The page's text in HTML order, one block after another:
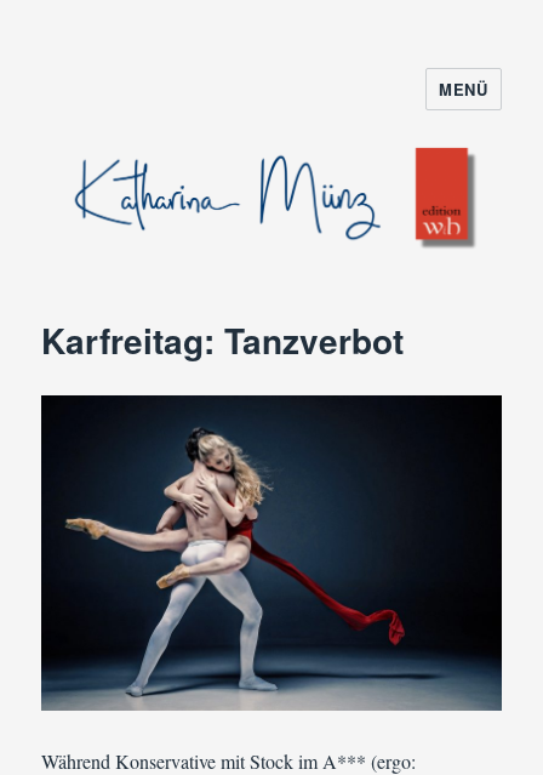
MENÜ
Karfreitag: Tanzverbot
Während Konservative mit Stock im A*** (ergo: